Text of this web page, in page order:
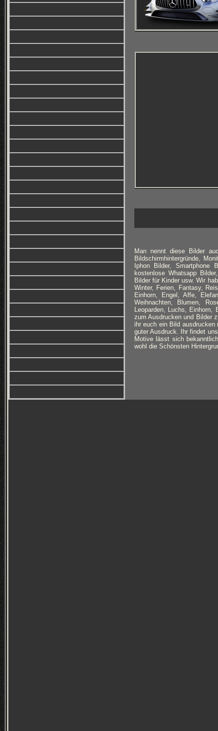
Man nennt diese Bilder
Bildschirmhintergründe,
Iphon Bilder, Smartphone
kostenlose Whatsapp
Bilder für Kinder usw. Wir
Winter, Ferien, Fantasy,
Einhorn, Engel, Affe,
Weihnachten, Blumen,
Leoparden, Luchs,
zum Ausdrucken und Bilder
ihr euch ein Bild
guter Ausdruck. Ihr findet
Motive lässt sich
wohl die Schönsten